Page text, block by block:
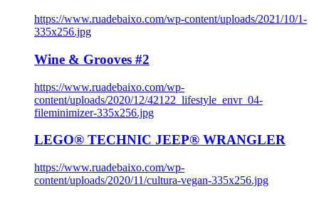
https://www.ruadebaixo.com/wp-content/uploads/2021/10/1-
335x256.jpg
Wine & Grooves #2
https://www.ruadebaixo.com/wp-
content/uploads/2020/12/42122_lifestyle_envr_04-
fileminimizer-335x256.jpg
LEGO® TECHNIC JEEP® WRANGLER
https://www.ruadebaixo.com/wp-
content/uploads/2020/11/cultura-vegan-335x256.jpg